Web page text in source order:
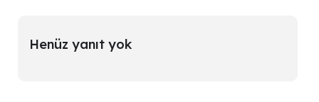
Henüz yanıt yok